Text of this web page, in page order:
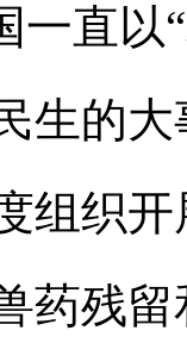
一直以
生的
组织
药残